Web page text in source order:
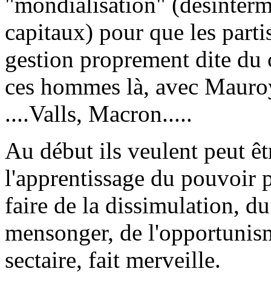
capitaux) pour que les
gestion proprement dite
ces hommes là, avec
....Valls, Macron.....
Au début ils veulent peut
l'apprentissage du pouvoir
faire de la dissimulation,
mensonger, de
sectaire, fait merveille.